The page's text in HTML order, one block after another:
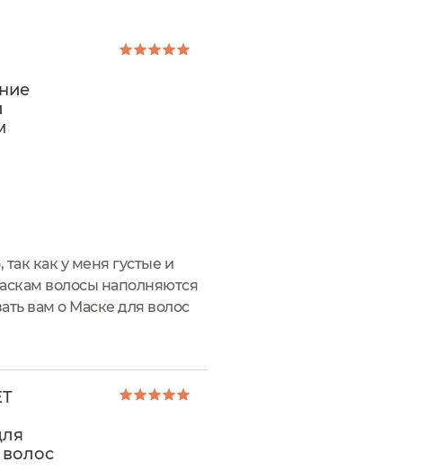
как у меня густые и
волосы наполняются
вам о Маске для волос